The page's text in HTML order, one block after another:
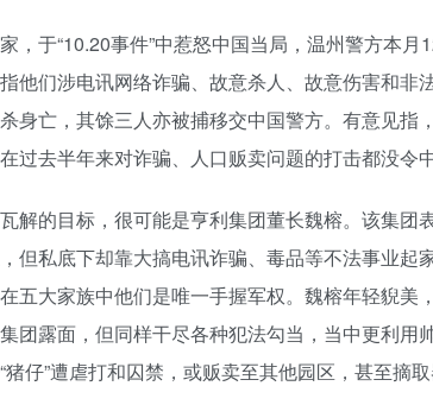
，于“10.20事件”中惹怒中国当局，温州警方本
他们涉电讯网络诈骗、故意杀人、故意伤害和非
身亡，其馀三人亦被捕移交中国警方。有意见指
过去半年来对诈骗、人口贩卖问题的打击都没令中
解的目标，很可能是亨利集团董长魏榕。该集团
但私底下却靠大搞电讯诈骗、毒品等不法事业起
五大家族中他们是唯一手握军权。魏榕年轻貎美
团露面，但同样干尽各种犯法勾当，当中更利用
仔”遭虐打和囚禁，或贩卖至其他园区，甚至摘取